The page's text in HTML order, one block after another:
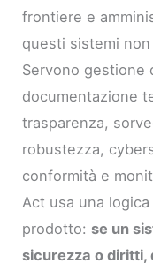
frontiere e
questi sistemi
Servono gestione
documentazione
trasparenza,
robustezza,
conformità e
Act usa una
prodotto: se un
sicurezza o diritti,